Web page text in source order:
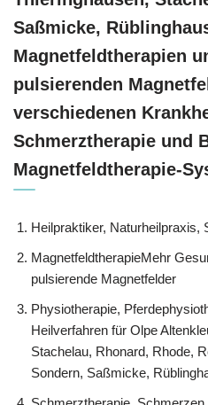
Saßmicke,
Magnetfeldtherapien
pulsierenden
verschiedenen
Schmerztherapie und
Magnetfeldtherapie-
Heilpraktiker, Naturheilpraxis,
MagnetfeldtherapieMehr
pulsierende Magnetfelder
Physiotherapie,
Heilverfahren für Olpe
Stachelau, Rhonard, Rhode,
Sondern, Saßmicke,